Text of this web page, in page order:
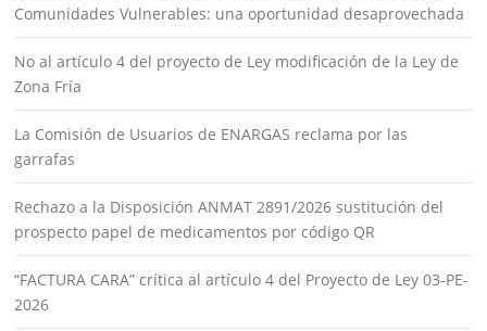
Comunidades Vulnerables: una oportunidad desaprovechada
No al artículo 4 del proyecto de Ley modificación de la Ley de
Zona Fría
La Comisión de Usuarios de ENARGAS reclama por las
garrafas
Rechazo a la Disposición ANMAT 2891/2026 sustitución del
prospecto papel de medicamentos por código QR
“FACTURA CARA” crítica al artículo 4 del Proyecto de Ley 03-PE-
2026